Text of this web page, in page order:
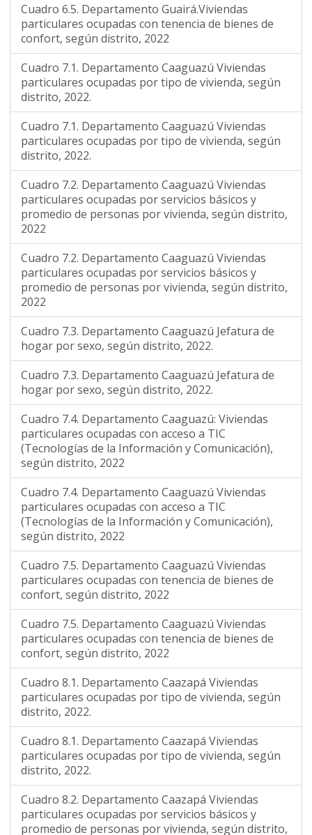
Cuadro 6.5. Departamento Guairá.Viviendas
particulares ocupadas con tenencia de bienes de
confort, según distrito, 2022
Cuadro 7.1. Departamento Caaguazú Viviendas
particulares ocupadas por tipo de vivienda, según
distrito, 2022.
Cuadro 7.1. Departamento Caaguazú Viviendas
particulares ocupadas por tipo de vivienda, según
distrito, 2022.
Cuadro 7.2. Departamento Caaguazú Viviendas
particulares ocupadas por servicios básicos y
promedio de personas por vivienda, según distrito,
2022
Cuadro 7.2. Departamento Caaguazú Viviendas
particulares ocupadas por servicios básicos y
promedio de personas por vivienda, según distrito,
2022
Cuadro 7.3. Departamento Caaguazú Jefatura de
hogar por sexo, según distrito, 2022.
Cuadro 7.3. Departamento Caaguazú Jefatura de
hogar por sexo, según distrito, 2022.
Cuadro 7.4. Departamento Caaguazú: Viviendas
particulares ocupadas con acceso a TIC
(Tecnologías de la Información y Comunicación),
según distrito, 2022
Cuadro 7.4. Departamento Caaguazú Viviendas
particulares ocupadas con acceso a TIC
(Tecnologías de la Información y Comunicación),
según distrito, 2022
Cuadro 7.5. Departamento Caaguazú Viviendas
particulares ocupadas con tenencia de bienes de
confort, según distrito, 2022
Cuadro 7.5. Departamento Caaguazú Viviendas
particulares ocupadas con tenencia de bienes de
confort, según distrito, 2022
Cuadro 8.1. Departamento Caazapá Viviendas
particulares ocupadas por tipo de vivienda, según
distrito, 2022.
Cuadro 8.1. Departamento Caazapá Viviendas
particulares ocupadas por tipo de vivienda, según
distrito, 2022.
Cuadro 8.2. Departamento Caazapá Viviendas
particulares ocupadas por servicios básicos y
promedio de personas por vivienda, según distrito,